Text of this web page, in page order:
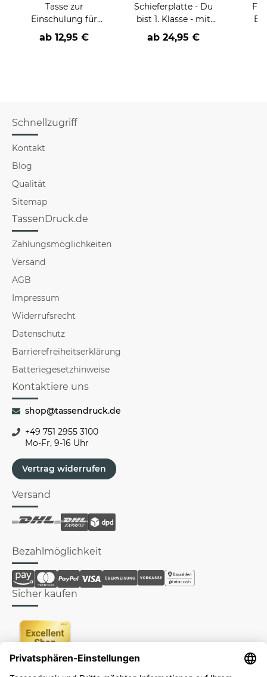
Tasse zur
Einschulung für
Mädchen - Hase - mit
Foto und Name
ab 12,95 €
Schieferplatte - Du
bist 1. Klasse - mit
Name, Foto und
Datum - 30 x 20 cm -
ab 24,95 €
Schnellzugriff
Kontakt
Blog
Qualität
Sitemap
TassenDruck.de
Zahlungsmöglichkeiten
Versand
AGB
Impressum
Widerrufsrecht
Datenschutz
Barrierefreiheitserklärung
Batteriegesetzhinweise
Kontaktiere uns
shop@tassendruck.de
+49 751 2955 3100
Mo-Fr, 9-16 Uhr
Vertrag widerrufen
Versand
Bezahlmöglichkeit
Sicher kaufen